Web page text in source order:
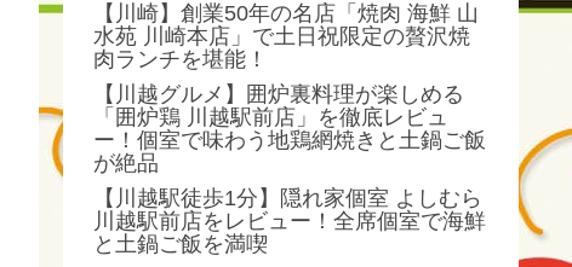
【川崎】創業50年の名店「焼肉 海鮮 山
水苑 川崎本店」で土日祝限定の贅沢焼
肉ランチを堪能！
【川越グルメ】囲炉裏料理が楽しめる
「囲炉鶏 川越駅前店」を徹底レビュ
ー！個室で味わう地鶏網焼きと土鍋ご飯
が絶品
【川越駅徒歩1分】隠れ家個室 よしむら
川越駅前店をレビュー！全席個室で海鮮
と土鍋ご飯を満喫